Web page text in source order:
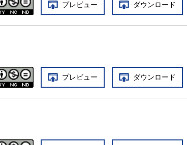
プレビュー ダウンロード
プレビュー ダウンロード